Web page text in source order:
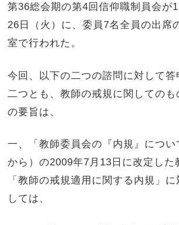
第36総会期の第4回信仰職制員会が1
26 日（火）に、委員7名全員の出席
室で行われた。
今回、以下の二つの諮問に対して答
二つとも、教師の戒規に関してのも
の要旨は、
一、「教師委員会の『内規』につい
から）の2009年7 月 13 日に改定した
「教師の戒規適用に関する内規」
しては、